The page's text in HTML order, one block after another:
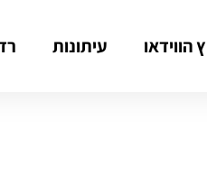
הווידאו עיתונות